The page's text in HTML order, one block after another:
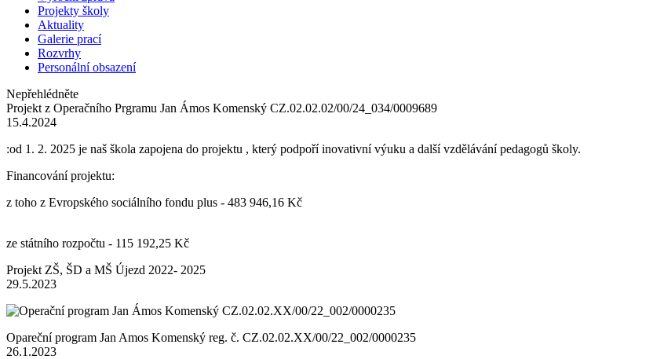
Projekty školy
Aktuality
Galerie prací
Rozvrhy
Personální obsazení
Nepřehlédněte
Projekt z Operačního Prgramu Jan Ámos Komenský CZ.02.02.02/00/24_034/0009689
15.4.2024
:od 1. 2. 2025 je naš škola zapojena do projektu , který podpoří inovativní výuku a další vzdělávání pedagogů školy.
Financování projektu:
z toho z Evropského sociálního fondu plus - 483 946,16 Kč
ze státního rozpočtu - 115 192,25 Kč
Projekt ZŠ, ŠD a MŠ Újezd 2022- 2025
29.5.2023
Opareční program Jan Amos Komenský reg. č. CZ.02.02.XX/00/22_002/0000235
26.1.2023